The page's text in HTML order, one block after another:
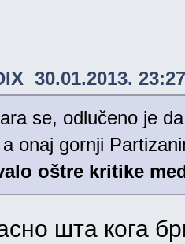
30.01.2013.
se, odlučeno je
onaj gornji
oštre kritike
шта кога